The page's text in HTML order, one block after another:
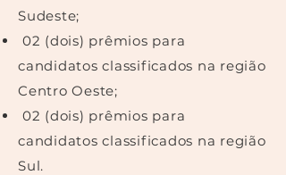
Sudeste;
02 (dois) prêmios para
candidatos classificados na região
Centro Oeste;
02 (dois) prêmios para
candidatos classificados na região
Sul.